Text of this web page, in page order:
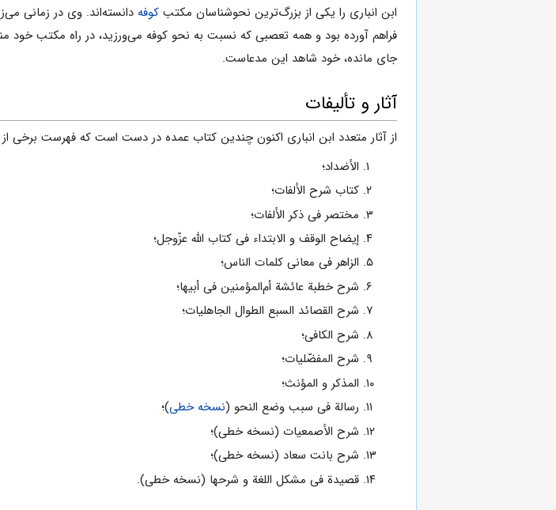
ابن‌ انباری‌ را یکی‌ از بزرگ‌ترین‌ نحوشناسان مکتب‌ کوفه‌ دانسته‌اند. وی‌ در زمانی‌
فراهم‌ آورده‌ بود و همه تعصبی‌ که‌ نسبت‌ به‌ نحو کوفه‌ می‌ورزید، در راه‌ مکتب‌ خود
جای‌ مانده‌، خود شاهد این‌ مدعاست‌.
آثار و تألیفات
از آثار متعدد ابن‌ انباری‌ اکنون‌ چندین‌ کتاب‌ عمده‌ در دست‌ است‌ که‌ فهرست برخی
الأضداد؛
کتاب شرح الألفات؛
مختصر فی ذکر الألفات؛
إیضاح الوقف و الابتداء فی کتاب الله عزّوجل‌؛
الزاهر فی معانی کلمات الناس؛
شرح خطبة عائشة أم‌المؤمنین فی أبیها؛
شرح القصائد السبع الطوال الجاهلیات؛
شرح‌ الکافی‌؛
شرح‌ المفضّلیات‌؛
المذکر و المؤنث‌؛
رسالة فی سبب وضع النحو (نسخه خطی‌)؛
شرح الأصمعیات (نسخه خطی‌)؛
شرح بانت سعاد (نسخه خطی‌)؛
قصیدة فی مشکل اللغة و شرحها (نسخه خطی‌).